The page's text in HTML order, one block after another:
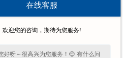
有用矩形和多股钢萦卷制
，压缩弹簧的形状有：圆柱
凹形以及少量的非圆形等，
在线客服
欢迎您的咨询，期待为您服务!
好呀～很高兴为您服务！😊 有什么问